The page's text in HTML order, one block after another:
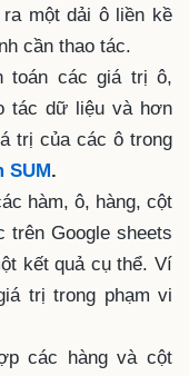
một dải ô liền kề
cần thao tác.
toán các giá trị ô,
tác dữ liệu và hơn
trị của các ô trong
SUM.
hàm, ô, hàng, cột
trên Google sheets
kết quả cụ thể. Ví
trị trong phạm vi
các hàng và cột